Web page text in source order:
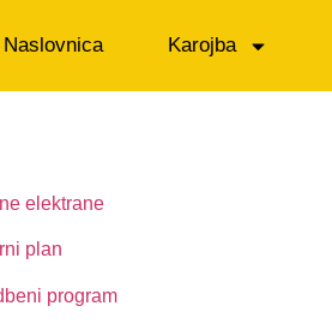
Naslovnica Karojba
elektrane
plan
program